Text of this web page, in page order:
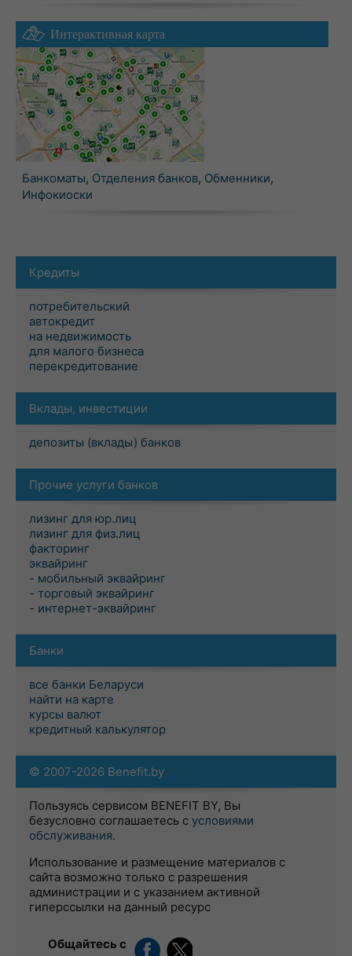
Интерактивная карта
Банкоматы, Отделения банков, Обменники,
Инфокиоски
Кредиты
потребительский
автокредит
на недвижимость
для малого бизнеса
перекредитование
Вклады, инвестиции
депозиты (вклады) банков
Прочие услуги банков
лизинг для юр.лиц
лизинг для физ.лиц
факторинг
эквайринг
- мобильный эквайринг
- торговый эквайринг
- интернет-эквайринг
Банки
все банки Беларуси
найти на карте
курсы валют
кредитный калькулятор
© 2007-2026 Benefit.by
Пользуясь сервисом BENEFIT BY, Вы
безусловно соглашаетесь с условиями
обслуживания.
Использование и размещение материалов с
сайта возможно только с разрешения
администрации и с указанием активной
гиперссылки на данный ресурс
Общайтесь с